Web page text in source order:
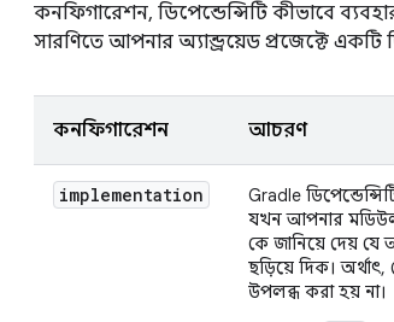
কনফিগারেশন, ডিপেন্ডেন্সিটি কীভাবে
সারণিতে আপনার অ্যান্ড্রয়েড প্রজেক্টে একটি
কনফিগারেশন আচরণ
implementation
Gradle
যখন আপনার
কে জানিয়ে দেয় যে
ছড়িয়ে দিক।
উপলব্ধ করা হয় না।